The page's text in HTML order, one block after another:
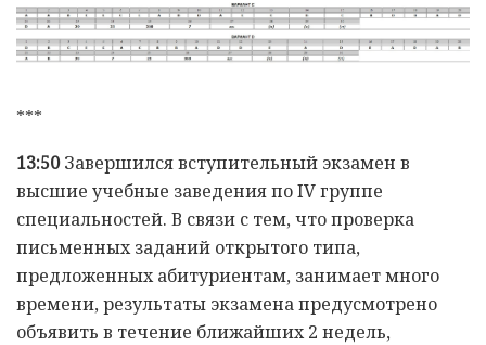
***
13:50Завершился вступительный экзамен в
высшие учебные заведения по IV группе
специальностей. В связи с тем, что проверка
письменных заданий открытого типа,
предложенных абитуриентам, занимает много
времени, результаты экзамена предусмотрено
объявить в течение ближайших 2 недель,